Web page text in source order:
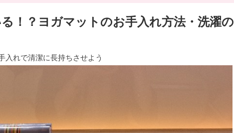
！？ヨガマットのお手入れ方法・洗濯の
入れで清潔に長持ちさせよう